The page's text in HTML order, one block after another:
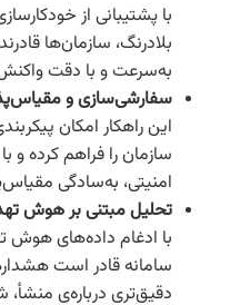
با پشتیبانی از
بلادرنگ، سازمان‌ها
به‌سرعت و با دقت
سفارشی‌سازی و
این راهکار امکان
سازمان را فراهم کرده
امنیتی، به‌سادگی
تحلیل مبتنی بر هوش
سامانه قادر است